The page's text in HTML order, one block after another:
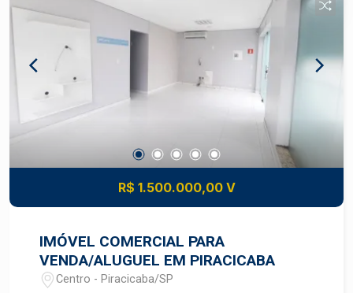
Posto de atendimento; - Refeitório e copa; -
Almoxarifado; - Sistema de segurança; -
Adaptação a qualquer empresa da saúde,
escolas, clínicas de estética, indicando
versatilidade de ambientes. Observação: Não
estuda permuta porém estuda parcelamento.
Indicado consultar condições com um
especialista. Agende sua visita!
R$ 1.500.000,00 V
IMÓVEL COMERCIAL PARA
VENDA/ALUGUEL EM PIRACICABA
Centro - Piracicaba/SP